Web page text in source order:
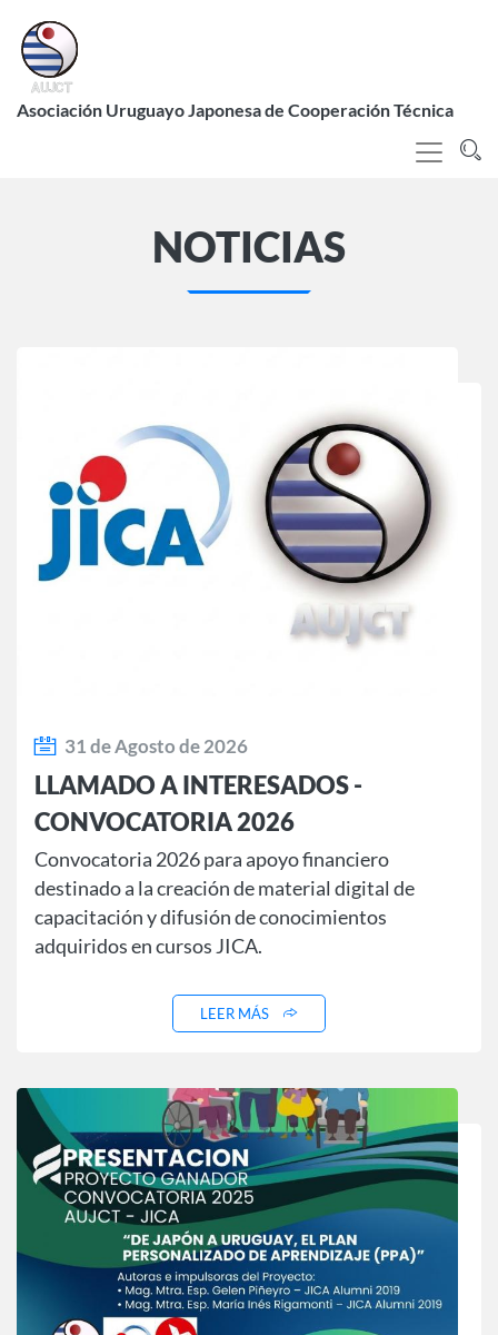
contenido
principal
Asociación Uruguayo Japonesa de Cooperación Técnica
NOTICIAS
31 de Agosto de 2026
LLAMADO A INTERESADOS -
CONVOCATORIA 2026
Convocatoria 2026 para apoyo financiero
destinado a la creación de material digital de
capacitación y difusión de conocimientos
adquiridos en cursos JICA.
LEER MÁS